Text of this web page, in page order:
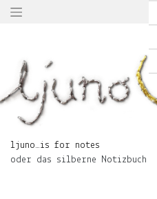
Springe
×
ljuno…
for
notes
ljuno…is for notes
oder das silberne Notizbuch